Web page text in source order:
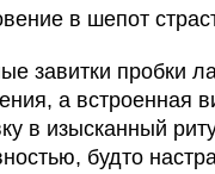
в шепот
завитки пробки
а встроенная
в изысканный
будто